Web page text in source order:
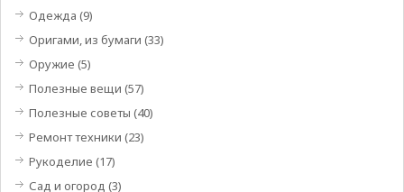
Одежда (9)
Оригами, из бумаги (33)
Оружие (5)
Полезные вещи (57)
Полезные советы (40)
Ремонт техники (23)
Рукоделие (17)
Сад и огород (3)